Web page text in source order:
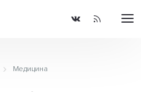
Медицина